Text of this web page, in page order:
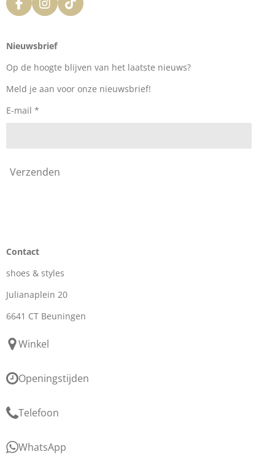
F
a
e
o
k
I
n
t
g
a
T
i
k
Nieuwsbrief
Op de hoogte blijven van het laatste nieuws?
Meld je aan voor onze nieuwsbrief!
E-mail *
Verzenden
Contact
shoes & styles
Julianaplein 20
6641 CT Beuningen
Winkel
Openingstijden
Telefoon
WhatsApp